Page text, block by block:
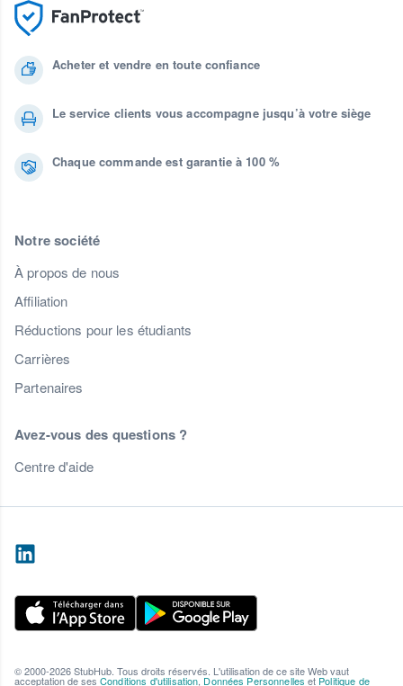
Acheter et vendre en toute confiance
Le service clients vous accompagne jusqu’à votre siège
Chaque commande est garantie à 100 %
Notre société
À propos de nous
Affiliation
Réductions pour les étudiants
Carrières
Partenaires
Avez-vous des questions ?
Centre d'aide
© 2000-2026 StubHub. Tous droits réservés. L'utilisation de ce site Web vaut
acceptation de ses Conditions d'utilisation, Données Personnelles et Politique de